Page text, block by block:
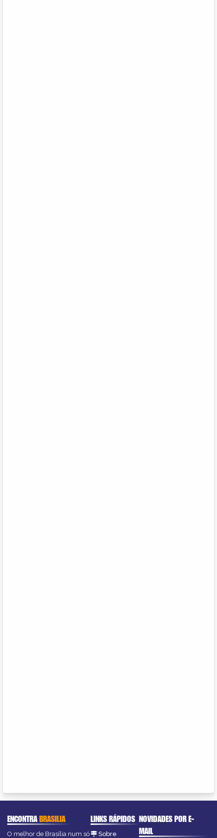
ENCONTRABRASILIA
O melhor de Brasília num só
LINKS RÁPIDOS
Sobre
NOVIDADES POR E-
MAIL